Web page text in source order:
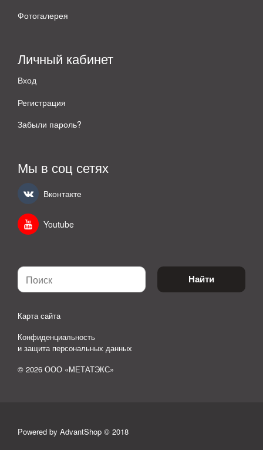
Фотогалерея
Личный кабинет
Вход
Регистрация
Забыли пароль?
Мы в соц сетях
Вконтакте
Youtube
Найти
Карта сайта
Конфиденциальность
и защита персональных данных
© 2026 ООО «МЕТАТЭКС»
Powered by AdvantShop © 2018